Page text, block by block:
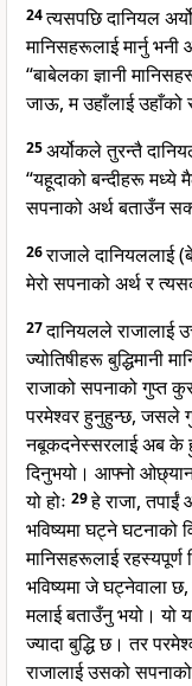
24त्यसपछि दानियल
मानिसहरूलाई मार्नु
“बाबेलका ज्ञानी
जाऊ, म उहाँलाई उहाँको
25अर्योकले तुरन्तै
“यहूदाको बन्दीहरू
सपनाको अर्थ बताउँन
26राजाले दानियललाई
मेरो सपनाको अर्थ र
27दानियलले राजालाई
ज्योतिषीहरू बुद्धिमानी
राजाको सपनाको गुप्त
परमेश्वर हुनुहुन्छ, जसले
नबूकदनेस्सरलाई अब के
दिनुभयो। आफ्नो
यो होः 29हे राजा,
भविष्यमा घट्ने घटनाको
मानिसहरूलाई
भविष्यमा जे घट्नेवाला छ,
मलाई बताउँनु भयो। यो
ज्यादा बुद्धि छ। तर
राजालाई उसको